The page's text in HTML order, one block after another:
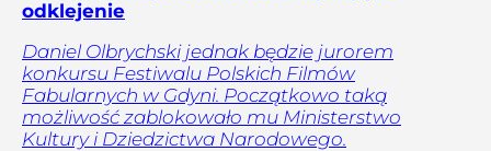
odklejenie
Daniel Olbrychski jednak będzie jurorem
konkursu Festiwalu Polskich Filmów
Fabularnych w Gdyni. Początkowo taką
możliwość zablokowało mu Ministerstwo
Kultury i Dziedzictwa Narodowego.